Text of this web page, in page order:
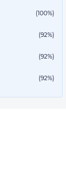
(100%)
(92%)
(92%)
(92%)